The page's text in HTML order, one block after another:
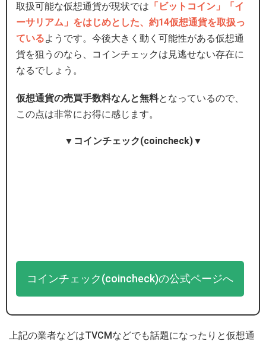
取扱可能な仮想通貨が現状では 「ビットコイン」「イ
ーサリアム」をはじめとした、約14仮想通貨を取扱っ
ているようです。今後大きく動く可能性がある仮想通
貨を狙うのなら、コインチェックは見逃せない存在に
なるでしょう。
仮想通貨の売買手数料なんと無料となっているので、
この点は非常にお得に感じます。
▼コインチェック(coincheck)▼
コインチェック(coincheck)の公式ページへ
上記の業者などはTVCMなどでも話題になったりと仮想通